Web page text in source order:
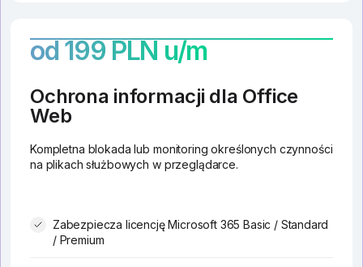
od 199 PLN u/m
Ochrona informacji dla Office
Web
Kompletna blokada lub monitoring określonych czynności
na plikach służbowych w przeglądarce.
Zabezpiecza licencję Microsoft 365 Basic / Standard
/ Premium